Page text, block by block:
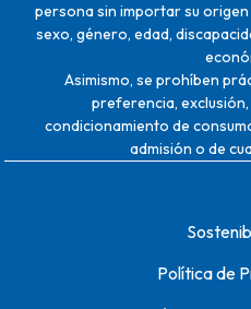
persona sin importar su
sexo, género, edad,
Asimismo, se prohíben
preferencia,
condicionamiento de
admisión o de
Política de